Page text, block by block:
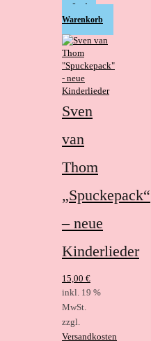
In den
Warenkorb
Sven
van
Thom
„Spuckepack“
– neue
Kinderlieder
15,00 €
inkl. 19 %
MwSt.
zzgl.
Versandkosten